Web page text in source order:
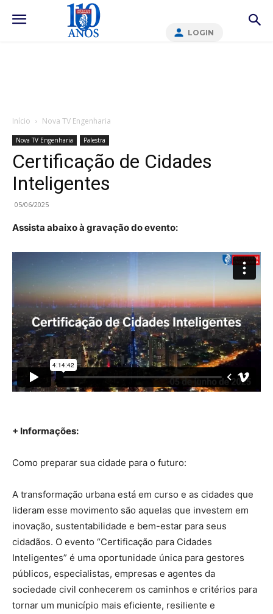
LOGIN
Início Nova TV Engenharia
Nova TV Engenharia Palestra
Certificação de Cidades
Inteligentes
05/06/2025
Assista abaixo à gravação do evento:
+ Informações:
Como preparar sua cidade para o futuro:
A transformação urbana está em curso e as cidades que
lideram esse movimento são aquelas que investem em
inovação, sustentabilidade e bem-estar para seus
cidadãos. O evento “Certificação para Cidades
Inteligentes” é uma oportunidade única para gestores
públicos, especialistas, empresas e agentes da
sociedade civil conhecerem os caminhos e critérios para
tornar um município mais eficiente, resiliente e